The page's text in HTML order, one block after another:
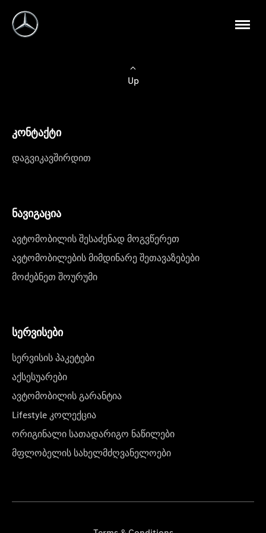
Up
კონტაქტი
დაგვიკავშირდით
ნავიგაცია
ავტომობილის შესაძენად მოგვწერეთ
ავტომობილების მიმდინარე შეთავაზებები
მოძებნეთ შოურუმი
სერვისები
სერვისის პაკეტები
აქსესუარები
ავტომობილის გარანტია
Lifestyle კოლექცია
ორიგინალი სათადარიგო ნაწილები
მფლობელის სახელმძღვანელოები